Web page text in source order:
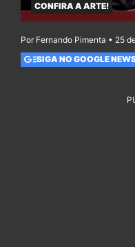
CONFIRA A ARTE!
Por Fernando Pimenta • 25
SIGA NO GOOGLE